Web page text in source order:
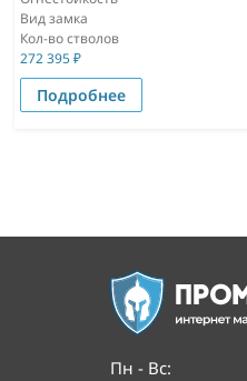
Вид замка
Кол-во стволов
272 395₽
Подробнее
Пн - Вс: